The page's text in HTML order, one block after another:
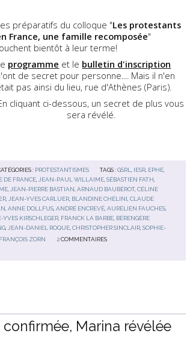
préparatifs du colloque "Les protestants
France, une famille recomposée"
bientôt à leur terme!
programme et le bulletin d'inscription
de secret pour personne.... Mais il n'en
pas ainsi du lieu, rue d'Athènes (Paris).
cliquant ci-dessous, un secret de plus vous
sera révélé.
: PROTESTANTISMES TAGS :GSRL IESR EPHE
DE FRANCE
JEAN-PAUL WILLAIME ,SÉBASTIEN FATH
JEAN-PIERRE BASTIAN ,ARNAUD BAUBÉROT,CÉLINE
JEAN-YVES CARLUER BLANDINE CHÉLINI ,CLAUDE
,ANNE DOLLFUS ,ANDRÉ ENCREVÉ ,AURÉLIEN FAUCHES
YVES KIRSCHLEGER FRANCK LA BARBE BÉRENGÈRE
JEAN-DANIEL ROQUE ,CHRISTOPHER SINCLAIR ,SOPHIE-
ZORN 2 COMMENTAIRES
confirmée, Marina révélée